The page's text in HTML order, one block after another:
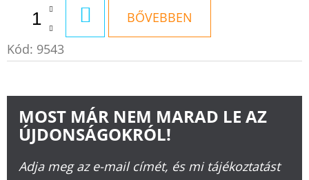
KOSÁRBABŐVEBBEN
Kód: 9543
MOST MÁR NEM MARAD LE AZ
ÚJDONSÁGOKRÓL!
Adja meg az e-mail címét, és mi tájékoztatást